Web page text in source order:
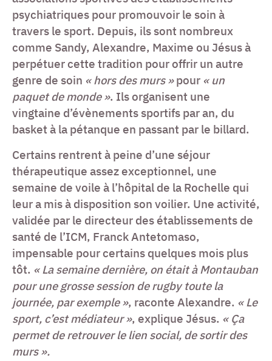
psychiatriques pour promouvoir le soin à
travers le sport. Depuis, ils sont nombreux
comme Sandy, Alexandre, Maxime ou Jésus à
perpétuer cette tradition pour offrir un autre
genre de soin « hors des murs »pour « un
paquet de monde ». Ils organisent une
vingtaine d’évènements sportifs par an, du
basket à la pétanque en passant par le billard.
Certains rentrent à peine d’une séjour
thérapeutique assez exceptionnel, une
semaine de voile à l’hôpital de la Rochelle qui
leur a mis à disposition son voilier. Une activité,
validée par le directeur des établissements de
santé de l’ICM, Franck Antetomaso,
impensable pour certains quelques mois plus
tôt. « La semaine dernière, on était à Montauban
pour une grosse session de rugby toute la
journée, par exemple », raconte Alexandre. « Le
sport, c’est médiateur », explique Jésus. « Ça
permet de retrouver le lien social, de sortir des
murs ».